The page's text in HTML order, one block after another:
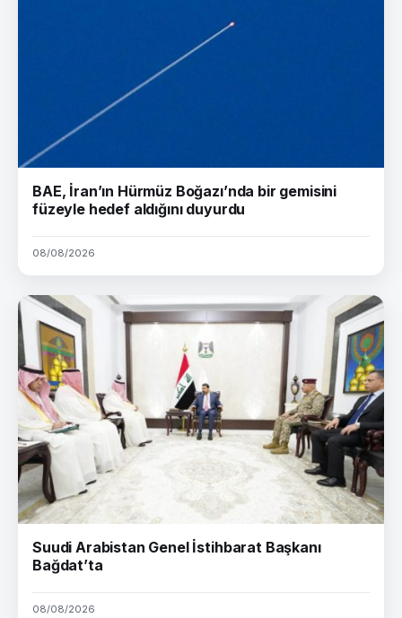
BAE, İran’ın Hürmüz Boğazı’nda bir gemisini
füzeyle hedef aldığını duyurdu
08/08/2026
Suudi Arabistan Genel İstihbarat Başkanı
Bağdat’ta
08/08/2026